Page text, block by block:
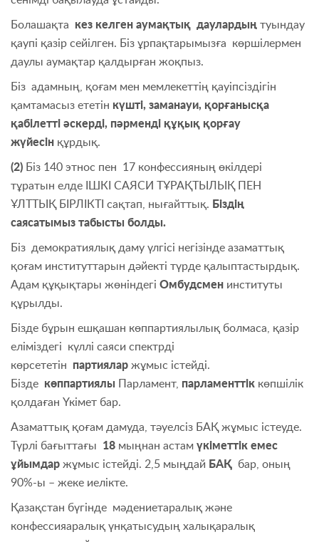
Болашақта кез келген аумақтық даулардың туындау
қаупі қазір сейілген. Біз ұрпақтарымызға көршілермен
даулы аумақтар қалдырған жоқпыз.
Біз адамның, қоғам мен мемлекеттің қауіпсіздігін
қамтамасыз ететін күшті, заманауи, қорғанысқа
қабілетті әскерді, пәрменді құқық қорғау
жүйесін құрдық.
(2) Біз 140 этнос пен 17 конфессияның өкілдері
тұратын елде ІШКІ САЯСИ ТҰРАҚТЫЛЫҚ ПЕН
ҰЛТТЫҚ БІРЛІКТІ сақтап, нығайттық. Біздің
саясатымыз табысты болды.
Біз демократиялық даму үлгісі негізінде азаматтық
қоғам институттарын дәйекті түрде қалыптастырдық.
Адам құқықтары жөніндегі Омбудсмен институты
құрылды.
Бізде бұрын ешқашан көппартиялылық болмаса, қазір
еліміздегі күллі саяси спектрді
көрсететін партиялар жұмыс істейді.
Бізде көппартиялы Парламент, парламенттік көпшілік
қолдаған Үкімет бар.
Азаматтық қоғам дамуда, тәуелсіз БАҚ жұмыс істеуде.
Түрлі бағыттағы 18 мыңнан астам үкіметтік емес
ұйымдар жұмыс істейді. 2,5 мыңдай БАҚ бар, оның
90%-ы – жеке иелікте.
Қазақстан бүгінде мәдениетаралық және
конфессияаралық үнқатысудың халықаралық